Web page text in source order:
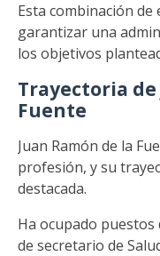
Esta combinación
garantizar una
los objetivos
Trayectoria de
Fuente
Juan Ramón de la
profesión, y su
destacada.
Ha ocupado
de secretario de